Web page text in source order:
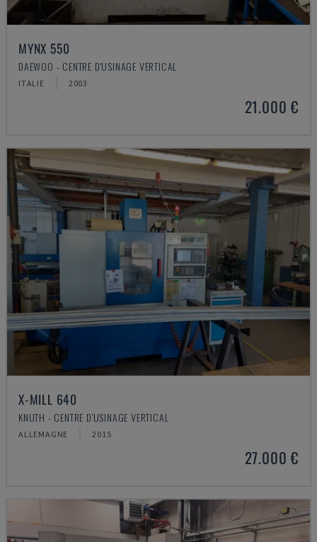
MYNX 550
DAEWOO - CENTRE D'USINAGE VERTICAL
ITALIE 2003
21.000 €
X-MILL 640
KNUTH - CENTRE D'USINAGE VERTICAL
ALLEMAGNE 2015
27.000 €